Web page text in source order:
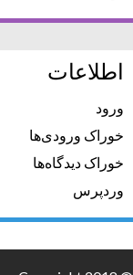
اطلاعات
ورود
خوراک ورودی‌ها
خوراک دیدگاه‌ها
وردپرس